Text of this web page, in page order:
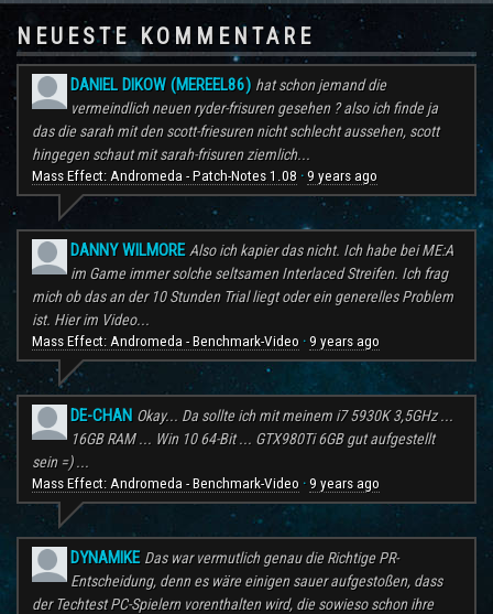
NEUESTE KOMMENTARE
DANIEL DIKOW (MEREEL86) hat schon jemand die
vermeindlich neuen ryder-frisuren gesehen ? also ich finde ja
das die sarah mit den scott-friesuren nicht schlecht aussehen, scott
hingegen schaut mit sarah-frisuren ziemlich...
Mass Effect: Andromeda - Patch-Notes 1.08 · 9 years ago
DANNY WILMORE Also ich kapier das nicht. Ich habe bei ME:A
im Game immer solche seltsamen Interlaced Streifen. Ich frag
mich ob das an der 10 Stunden Trial liegt oder ein generelles Problem
ist. Hier im Video...
Mass Effect: Andromeda - Benchmark-Video · 9 years ago
DE-CHAN Okay... Da sollte ich mit meinem i7 5930K 3,5GHz ...
16GB RAM ... Win 10 64-Bit ... GTX980Ti 6GB gut aufgestellt
sein =) ...
Mass Effect: Andromeda - Benchmark-Video · 9 years ago
DYNAMIKE Das war vermutlich genau die Richtige PR-
Entscheidung, denn es wäre einigen sauer aufgestoßen, dass
der Techtest PC-Spielern vorenthalten wird, die sowieso schon ihre